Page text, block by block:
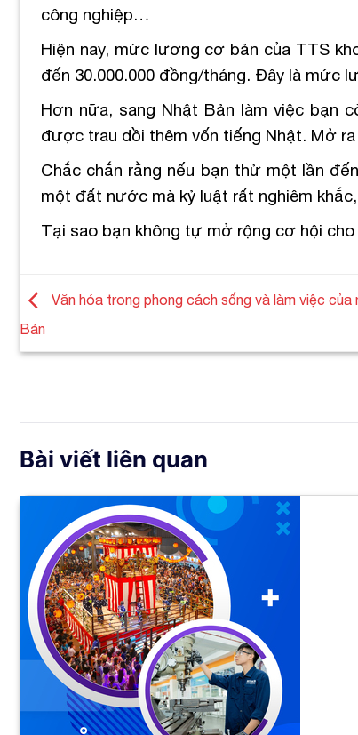
công nghiệp…
Hiện nay, mức lương cơ bản của TTS
đến 30.000.000 đồng/tháng. Đây là mức
Hơn nữa, sang Nhật Bản làm việc bạn
được trau dồi thêm vốn tiếng Nhật. Mở
Chắc chắn rằng nếu bạn thử một lần
một đất nước mà kỷ luật rất nghiêm
Tại sao bạn không tự mở rộng cơ hội cho
Văn hóa trong phong cách sống và làm việc
Bản
Bài viết liên quan